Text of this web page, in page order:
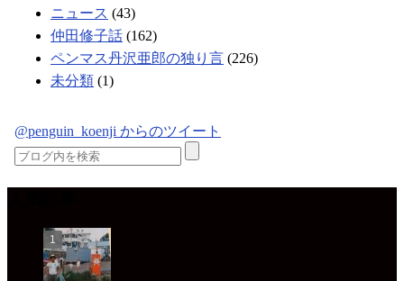
ニュース (43)
仲田修子話 (162)
ペンマス丹沢亜郎の独り言 (226)
未分類 (1)
@penguin_koenji からのツイート